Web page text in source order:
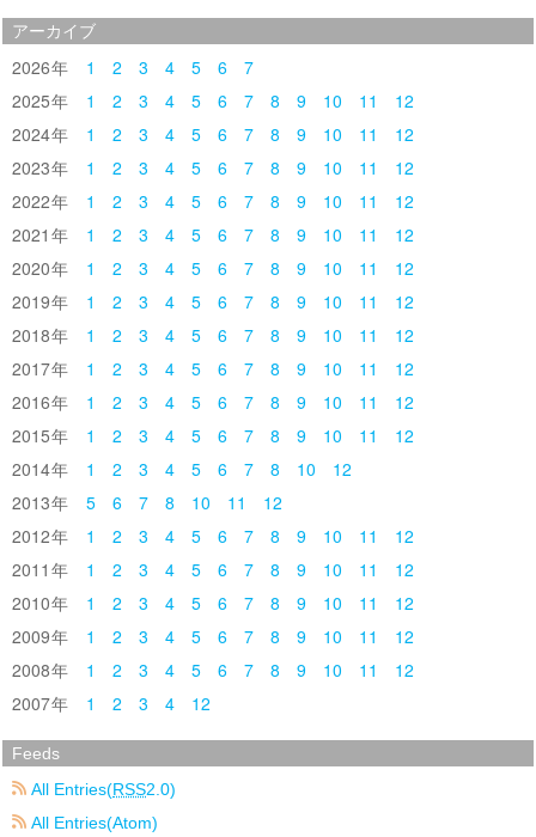
アーカイブ
2026 1 2 3 4 5 6
7
2025
1 2 3 4 5 6 7 8 9 10 11
12
2024
1 2 3 4 5 6 7 8 9 10 11
12
2023
1 2 3 4 5 6 7 8 9 10 11
12
2022
1 2 3 4 5 6 7 8 9 10 11
12
2021
1 2 3 4 5 6 7 8 9 10 11
12
2020
1 2 3 4 5 6 7 8 9 10 11
12
2019
1 2 3 4 5 6 7 8 9 10 11
12
2018
1 2 3 4 5 6 7 8 9 10 11
12
2017
1 2 3 4 5 6 7 8 9 10 11
12
2016
1 2 3 4 5 6 7 8 9 10 11
12
2015
1 2 3 4 5 6 7 8 9 10 11
12
2014
1 2 3 4 5 6 7 8 10
12
2013
5 6 7 8 10 11
12
2012
1 2 3 4 5 6 7 8 9 10 11
12
2011
1 2 3 4 5 6 7 8 9 10 11
12
2010
1 2 3 4 5 6 7 8 9 10 11
12
2009
1 2 3 4 5 6 7 8 9 10 11
12
2008
1 2 3 4 5 6 7 8 9 10 11
12
2007
1 2 3 4 12
Feeds
All Entries(RSS2.0)
All Entries(Atom)